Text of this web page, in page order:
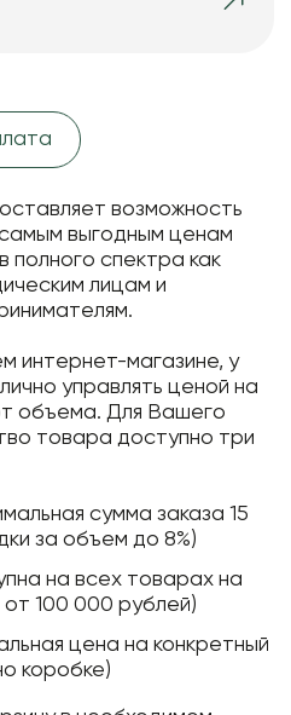
возможность
выгодным ценам
полного спектра как
лицам и
интернет-магазине, у
управлять ценой на
объема. Для Вашего
товара доступно три
сумма заказа 15
за объем до 8%)
на всех товарах на
100 000 рублей)
цена на конкретный
коробке)